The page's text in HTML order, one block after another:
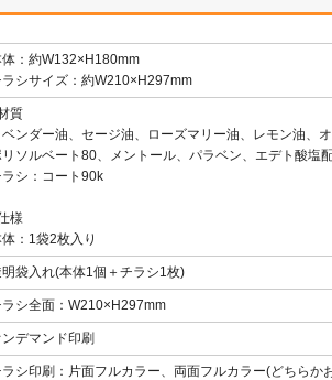
体：約W132×H180mm
ラシサイズ：約W210×H297mm
質
ベンダー油、セージ油、ローズマリー油、レモン油、オ
ソルベート80、メントール、パラベン、エデト酸塩
シ：コート90k
様
：1袋2枚入り
袋入れ(本体1個＋チラシ1枚)
ラシ全面：W210×H297mm
ンデマンド印刷
シ印刷：片面フルカラー、両面フルカラー(どちらか